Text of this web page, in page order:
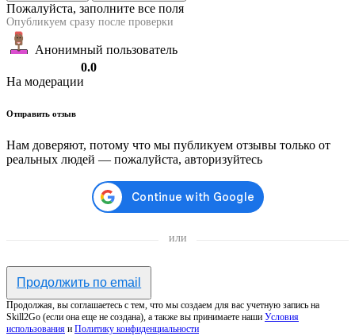
Пожалуйста, заполните все поля
Опубликуем сразу после проверки
Анонимный пользователь
0.0
На модерации
Отправить отзыв
Нам доверяют, потому что мы публикуем отзывы только от
реальных людей — пожалуйста, авторизуйтесь
или
Продолжить по email
Продолжая, вы соглашаетесь с тем, что мы создаем для вас учетную запись на
Skill2Go (если она еще не создана), а также вы принимаете наши Условия
использования и Политику конфиденциальности